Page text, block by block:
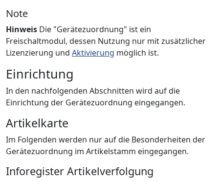
Note
Hinweis Die "Gerätezuordnung" ist ein
Freischaltmodul, dessen Nutzung nur mit zusätzlicher
Lizenzierung und Aktivierung möglich ist.
Einrichtung
In den nachfolgenden Abschnitten wird auf die
Einrichtung der Gerätezuordnung eingegangen.
Artikelkarte
Im Folgenden werden nur auf die Besonderheiten der
Gerätezuordnung im Artikelstamm eingegangen.
Inforegister Artikelverfolgung